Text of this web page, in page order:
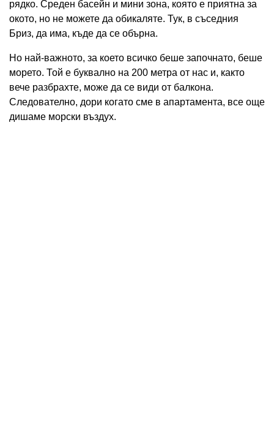
рядко. Среден басейн и мини зона, която е приятна за
окото, но не можете да обикаляте. Тук, в съседния
Бриз, да има, къде да се обърна.
Но най-важното, за което всичко беше започнато, беше
морето. Той е буквално на 200 метра от нас и, както
вече разбрахте, може да се види от балкона.
Следователно, дори когато сме в апартамента, все още
дишаме морски въздух.